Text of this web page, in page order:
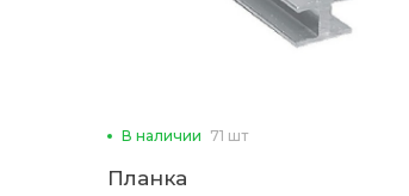
В наличии 71 шт
Планка